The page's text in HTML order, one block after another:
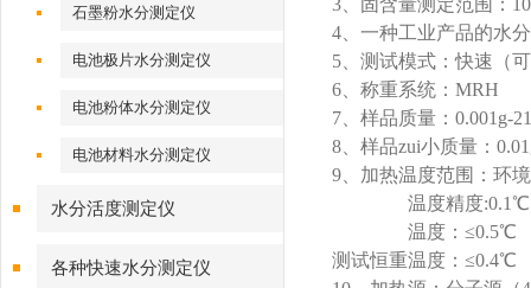
石墨粉水分测定仪
电池极片水分测定仪
电池粉体水分测定仪
电池材料水分测定仪
水分活度测定仪
各种快速水分测定仪
3、固含量测定范围：
4、一种工业产品的水
5、测试模式：快速（
6、称重系统：MRH
7、样品质量：0.001g-
8、样品zui小质量：
9、加热温度范围：环
温度精度:0.1℃
温度：≤0.5℃
测试恒重温度：≤0.4℃